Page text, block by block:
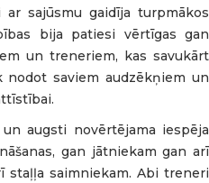
sajūsmu gaidīja turpmākos
bija patiesi vērtīgas gan
un treneriem, kas savukārt
nodot saviem audzēkņiem un
augsti novērtējama iespēja
gan jātniekam gan arī
saimniekam. Abi treneri